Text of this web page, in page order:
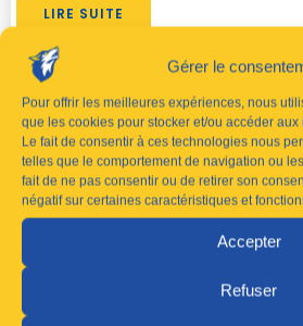
Gérer le
Pour offrir les meilleures expériences, nous
que les cookies pour stocker et/ou accéder
Le fait de consentir à ces technologies nous
telles que le comportement de navigation ou
fait de ne pas consentir ou de retirer son
négatif sur certaines caractéristiques et
Accepter
Refuser
LIRE SUITE